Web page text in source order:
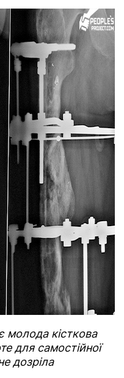
молода кісткова
для самостійної
дозріла